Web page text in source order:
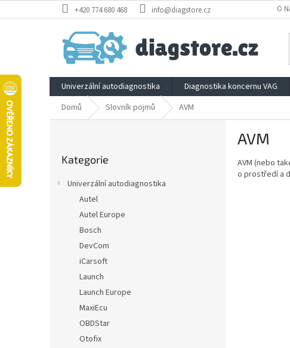
na
+420 774 680 468 info@diagstore.cz O
Univerzální autodiagnostika Diagnostika koncernu VAG
Domů
Slovník pojmů AVM
kategorie
Kategorie
Univerzální autodiagnostika
Autel
Autel Europe
Bosch
DevCom
iCarsoft
Launch
Launch Europe
MaxiEcu
OBDStar
Otofix
AVM
AVM (nebo
o prostředí a